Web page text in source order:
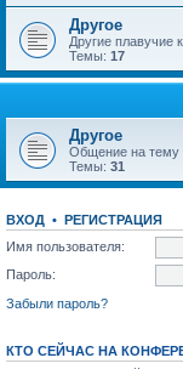
Другое
Другие плавучие
Темы: 17
Другое
Общение на тему
Темы: 31
ВХОД • РЕГИСТРАЦИЯ
Имя пользователя:
Пароль:
Забыли пароль?
КТО СЕЙЧАС НА